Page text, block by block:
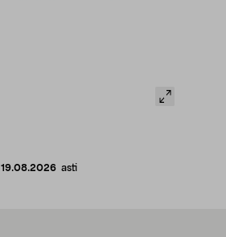
19.08.2026asti